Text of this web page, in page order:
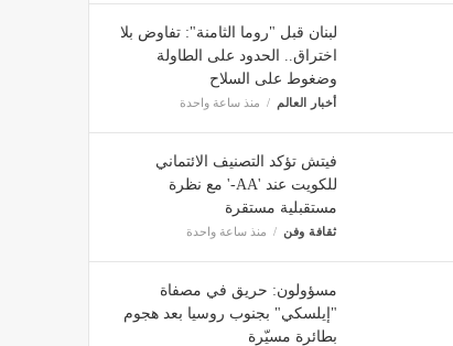
لبنان قبل "روما الثامنة": تفاوض بلا
اختراق.. الحدود على الطاولة
وضغوط على السلاح
أخبار العالم منذ ساعة واحدة
فيتش تؤكد التصنيف الائتماني
للكويت عند 'AA-' مع نظرة
مستقبلية مستقرة
ثقافة وفن منذ ساعة واحدة
مسؤولون: حريق في مصفاة
"إيلسكي" بجنوب روسيا بعد هجوم
بطائرة مسيّرة